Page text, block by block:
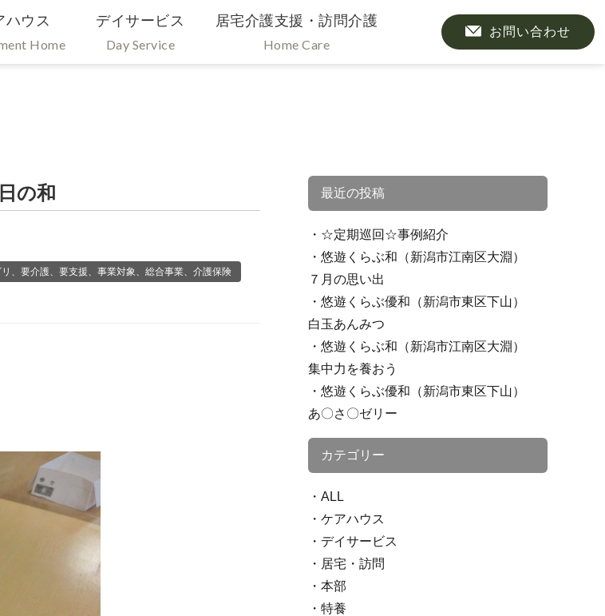
ハウス
Home
デイサービス
Day Service
居宅介護支援・訪問介護
Home Care
お問い合わせ
の和
、要介護、要支援、事業対象、総合事業、介護保険
最近の投稿
☆定期巡回☆事例紹介
悠遊くらぶ和（新潟市江南区大淵）
７月の思い出
悠遊くらぶ優和（新潟市東区下山）
白玉あんみつ
悠遊くらぶ和（新潟市江南区大淵）
集中力を養おう
悠遊くらぶ優和（新潟市東区下山）
あ〇さ〇ゼリー
カテゴリー
ALL
ケアハウス
デイサービス
居宅・訪問
本部
特養